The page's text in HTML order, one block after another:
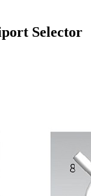
Selector